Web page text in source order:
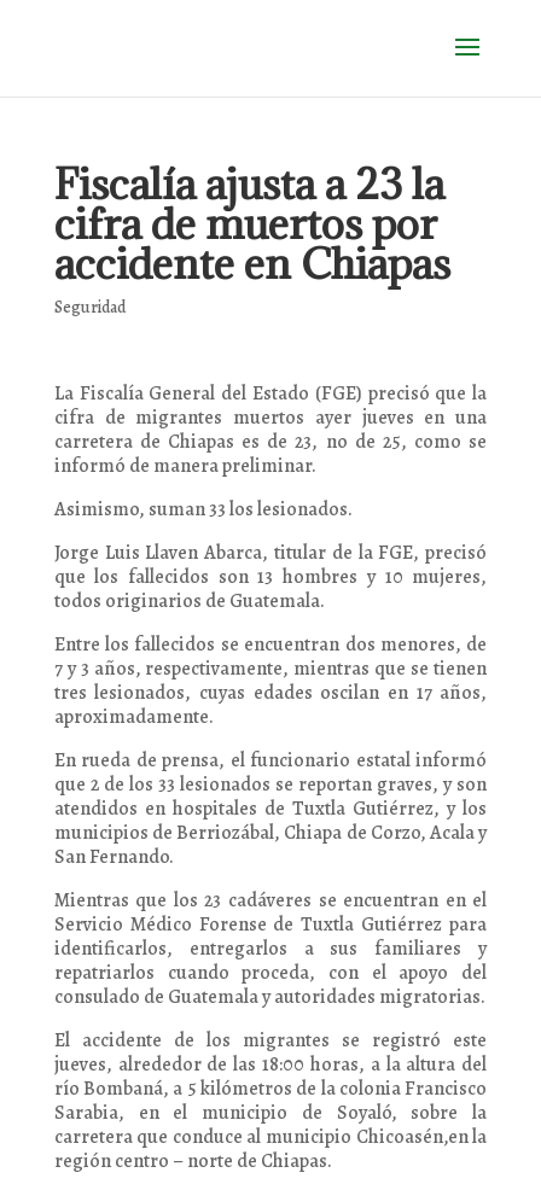
Fiscalía ajusta a 23 la
cifra de muertos por
accidente en Chiapas
Seguridad
La Fiscalía General del Estado (FGE) precisó que la
cifra de migrantes muertos ayer jueves en una
carretera de Chiapas es de 23, no de 25, como se
informó de manera preliminar.
Asimismo, suman 33 los lesionados.
Jorge Luis Llaven Abarca, titular de la FGE, precisó
que los fallecidos son 13 hombres y 10 mujeres,
todos originarios de Guatemala.
Entre los fallecidos se encuentran dos menores, de
7 y 3 años, respectivamente, mientras que se tienen
tres lesionados, cuyas edades oscilan en 17 años,
aproximadamente.
En rueda de prensa, el funcionario estatal informó
que 2 de los 33 lesionados se reportan graves, y son
atendidos en hospitales de Tuxtla Gutiérrez, y los
municipios de Berriozábal, Chiapa de Corzo, Acala y
San Fernando.
Mientras que los 23 cadáveres se encuentran en el
Servicio Médico Forense de Tuxtla Gutiérrez para
identificarlos, entregarlos a sus familiares y
repatriarlos cuando proceda, con el apoyo del
consulado de Guatemala y autoridades migratorias.
El accidente de los migrantes se registró este
jueves, alrededor de las 18:00 horas, a la altura del
río Bombaná, a 5 kilómetros de la colonia Francisco
Sarabia, en el municipio de Soyaló, sobre la
carretera que conduce al municipio Chicoasén,en la
región centro – norte de Chiapas.